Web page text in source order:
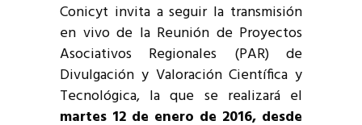
Conicyt invita a seguir la transmisión
en vivo de la Reunión de Proyectos
Asociativos Regionales (PAR) de
Divulgación y Valoración Científica y
Tecnológica, la que se realizará el
martes 12 de enero de 2016, desde